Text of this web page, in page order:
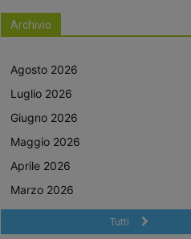
Archivio
Agosto 2026
Luglio 2026
Giugno 2026
Maggio 2026
Aprile 2026
Marzo 2026
Tutti